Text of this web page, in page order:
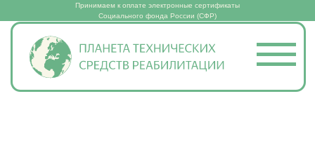
Принимаем к оплате электронные сертификаты
Социального фонда России (СФР)